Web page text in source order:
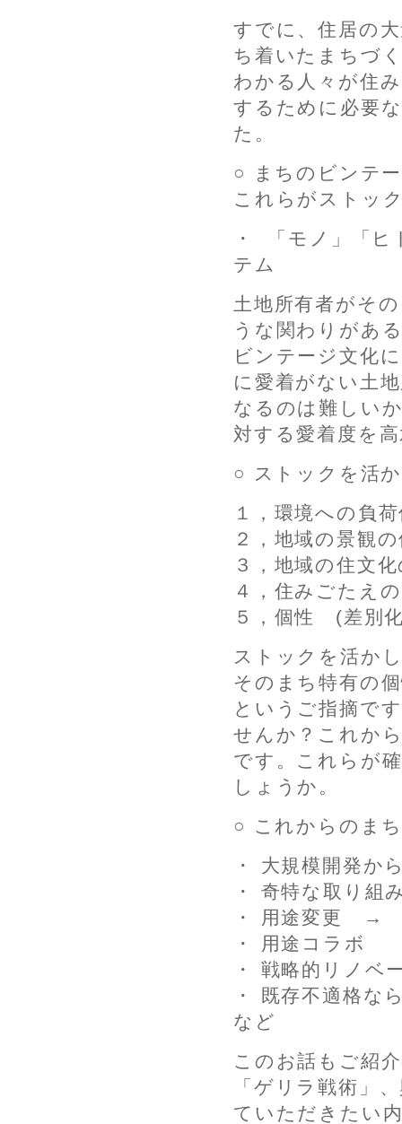
すでに、住居の
ち着いたまちづ
わかる人々が住
するために必要
た。
○ まちのビンテ
これらがストッ
・ 「モノ」「ヒ
テム
土地所有者がそ
うな関わりがあ
ビンテージ文化
に愛着がない土
なるのは難しい
対する愛着度を
○ ストックを活
１，環境への負
２，地域の景観
３，地域の住文
４，住みごたえ
５，個性 (差別
ストックを活か
そのまち特有の
というご指摘で
せんか？これか
です。これらが
しょうか。
○ これからのま
・ 大規模開発
・ 奇特な取り
・ 用途変更 →
・ 用途コラボ
・ 戦略的リノベ
・ 既存不適格な
など
このお話もご紹
「ゲリラ戦術」
ていただきたい